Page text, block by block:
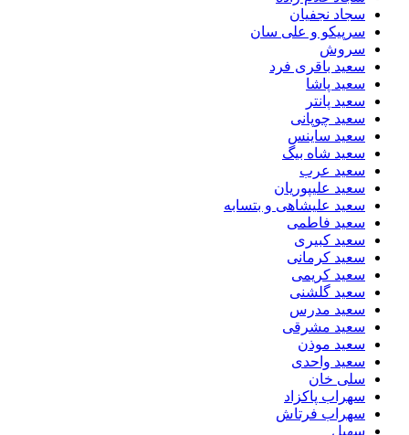
سجاد نجفیان
سرپیکو و علی سان
سروش
سعید باقری فرد
سعید پاشا
سعید پانتر
سعید چوپانی
سعید ساینس
سعید شاه بیگ
سعید عرب
سعید علیپوریان
سعید علیشاهی و بتسابه
سعید فاطمی
سعید کبیری
سعید کرمانی
سعید کریمی
سعید گلشنی
سعید مدرس
سعید مشرقی
سعید موذن
سعید واحدی
سلی خان
سهراب پاکزاد
سهراب فرتاش
سهیل